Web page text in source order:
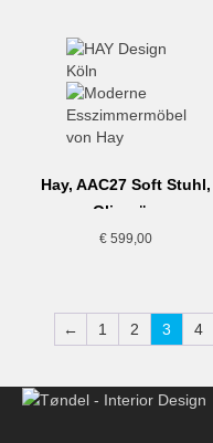
Hay, AAC27 Soft Stuhl,
Olivgrün
€599,00
← 1 2 3 4